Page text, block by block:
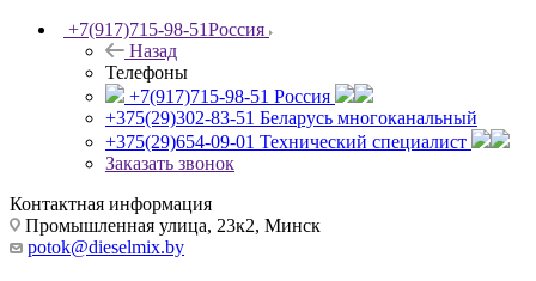
+7(917)715-98-51Россия
Назад
Телефоны
+7(917)715-98-51 Россия
+375(29)302-83-51 Беларусь многоканальный
+375(29)654-09-01 Технический специалист
Заказать звонок
Контактная информация
Промышленная улица, 23к2, Минск
potok@dieselmix.by